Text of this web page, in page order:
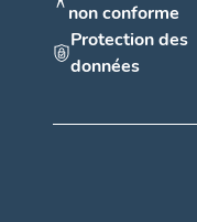
non conforme
Protection des
données